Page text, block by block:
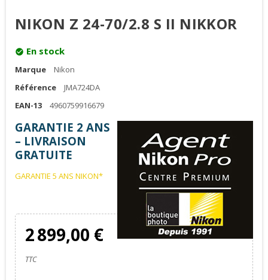
NIKON Z 24-70/2.8 S II NIKKOR
check_circle En stock
Marque
Nikon
Référence
JMA724DA
EAN-13
4960759916679
GARANTIE 2 ANS
– LIVRAISON
GRATUITE
GARANTIE 5 ANS NIKON*
2 899,00 €
TTC